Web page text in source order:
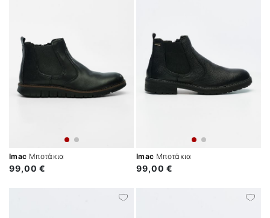
Imac Μποτάκια
99,00 €
Imac Μποτάκια
99,00 €